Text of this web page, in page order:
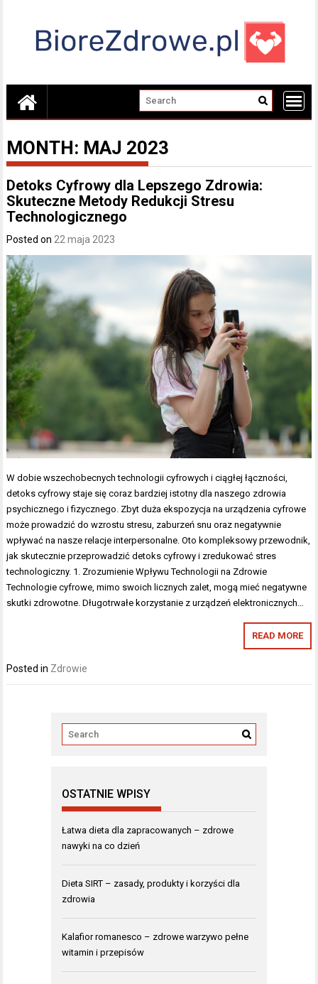
MONTH: MAJ 2023
Detoks Cyfrowy dla Lepszego Zdrowia:
Skuteczne Metody Redukcji Stresu
Technologicznego
Posted on 22 maja 2023
W dobie wszechobecnych technologii cyfrowych i ciągłej łączności,
detoks cyfrowy staje się coraz bardziej istotny dla naszego zdrowia
psychicznego i fizycznego. Zbyt duża ekspozycja na urządzenia cyfrowe
może prowadzić do wzrostu stresu, zaburzeń snu oraz negatywnie
wpływać na nasze relacje interpersonalne. Oto kompleksowy przewodnik,
jak skutecznie przeprowadzić detoks cyfrowy i zredukować stres
technologiczny. 1. Zrozumienie Wpływu Technologii na Zdrowie
Technologie cyfrowe, mimo swoich licznych zalet, mogą mieć negatywne
skutki zdrowotne. Długotrwałe korzystanie z urządzeń elektronicznych…
READ MORE
Posted in Zdrowie
OSTATNIE WPISY
Łatwa dieta dla zapracowanych – zdrowe
nawyki na co dzień
Dieta SIRT – zasady, produkty i korzyści dla
zdrowia
Kalafior romanesco – zdrowe warzywo pełne
witamin i przepisów